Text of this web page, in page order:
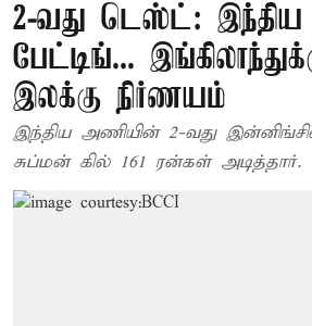
2-வது டெஸ்ட்:
பேட்டிங்...
இலக்கு நிர்ணயம்
இந்திய அணியின் 2-வது
சுப்மன் கில் 161 ரன்கள் அடித்தார்.